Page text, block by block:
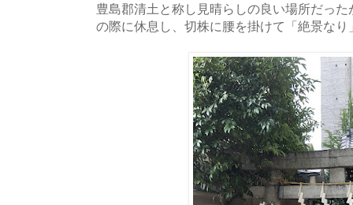
豊島郡清土と称し見晴らしの良い場所だっ
の際に休息し、切株に腰を掛けて「絶景な